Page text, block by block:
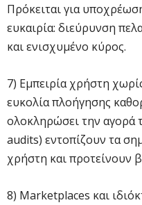
Πρόκειται για
ευκαιρία: διεύρυνση
και ενισχυμένο κύρος.
7) Εμπειρία χρήστη
ευκολία πλοήγησης
ολοκληρώσει την αγορά
audits) εντοπίζουν τα
χρήστη και προτείνουν
8) Marketplaces και